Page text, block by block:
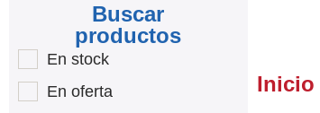
Buscar
productos
En stock
En oferta
Inicio